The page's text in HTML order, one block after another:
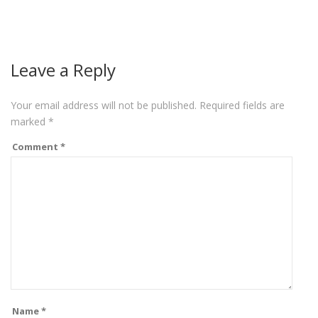
Leave a Reply
Your email address will not be published. Required fields are
marked *
Comment *
Name*